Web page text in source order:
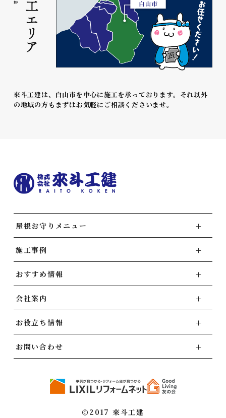
來斗工建は、白山市を中心に施工を承っております。それ以外
の地域の方もまずはお気軽にご相談くださいませ。
屋根お守りメニュー
施工事例
おすすめ情報
会社案内
お役立ち情報
お問い合わせ
©2017 來斗工建